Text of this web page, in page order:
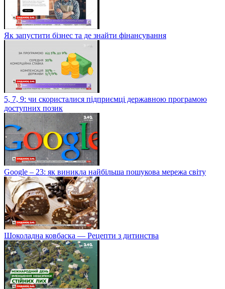
Як запустити бізнес та де знайти фінансування
5, 7, 9: чи скористалися підприємці державною програмою
доступних позик
Google – 23: як виникла найбільша пошукова мережа світу
Шоколадна ковбаска — Рецепти з дитинства